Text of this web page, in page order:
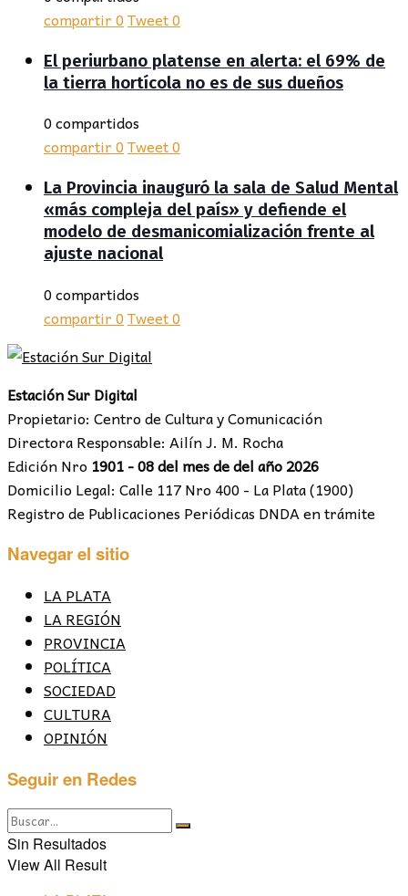
compartir0Tweet0
El periurbano platense en alerta: el 69% de
la tierra hortícola no es de sus dueños
0 compartidos
compartir0Tweet0
La Provincia inauguró la sala de Salud Mental
«más compleja del país» y defiende el
modelo de desmanicomialización frente al
ajuste nacional
0 compartidos
compartir0Tweet0
Estación Sur Digital
Propietario: Centro de Cultura y Comunicación
Directora Responsable: Ailín J. M. Rocha
Edición Nro 1901 - 08 del mes de del año 2026
Domicilio Legal: Calle 117 Nro 400 - La Plata (1900)
Registro de Publicaciones Periódicas DNDA en trámite
Navegar el sitio
LA PLATA
LA REGIÓN
PROVINCIA
POLÍTICA
SOCIEDAD
CULTURA
OPINIÓN
Seguir en Redes
Sin Resultados
View All Result